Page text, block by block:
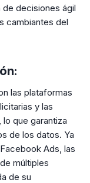
decisiones ágil
cambiantes del
las plataformas
y las
que garantiza
de los datos. Ya
Ads, las
múltiples
de su